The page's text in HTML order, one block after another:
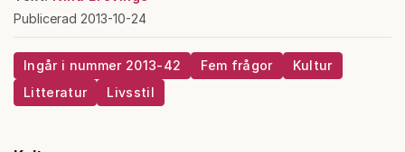
Publicerad 2013-10-24
Ingår i nummer 2013-42 Fem frågor
Kultur
Litteratur
Livsstil